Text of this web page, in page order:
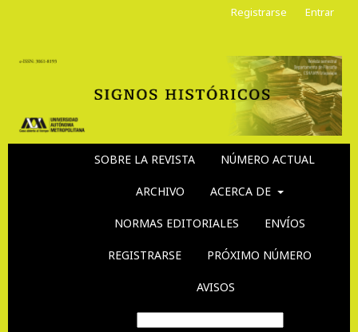
SOBRE LA REVISTA NÚMERO ACTUAL
ARCHIVO ACERCA DE
NORMAS EDITORIALES ENVÍOS
REGISTRARSE PRÓXIMO NÚMERO
AVISOS
Registrarse Entrar